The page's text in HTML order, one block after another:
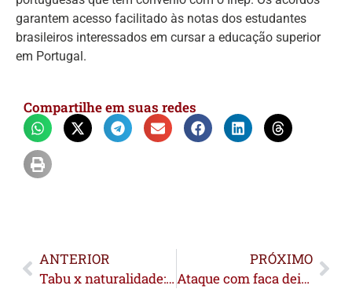
garantem acesso facilitado às notas dos estudantes
brasileiros interessados em cursar a educação superior
em Portugal.
Compartilhe em suas redes
ANTERIOR
Tabu x naturalidade: Vendas de sex shop disparam, mas clientes ainda preferem o anonimato no Acre
PRÓXIMO
Ataque com faca deixa mulher ferida na Base e mobiliza socorro